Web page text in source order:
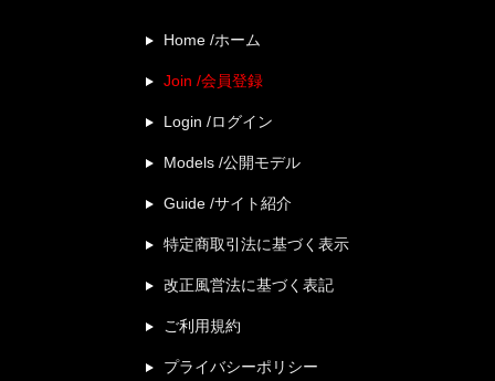
Home /ホーム
Join /会員登録
Login /ログイン
Models /公開モデル
Guide /サイト紹介
特定商取引法に基づく表示
改正風営法に基づく表記
ご利用規約
プライバシーポリシー